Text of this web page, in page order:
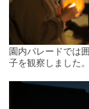
園内パレードでは
子を観察しました。